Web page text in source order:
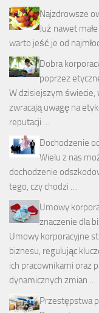
Najzdrowsze
Już nawet
warto jeść je od
Dobra
poprzez
W dzisiejszym świecie,
zwracają uwagę na
reputacji …
Dochodzenie
Wielu z nas
dochodzenie
tego, czy chodzi …
Umowy
znaczenie dla
Umowy korporacyjne
biznesu, regulując
ich pracownikami oraz
dynamicznych zmian …
Przestępstwa